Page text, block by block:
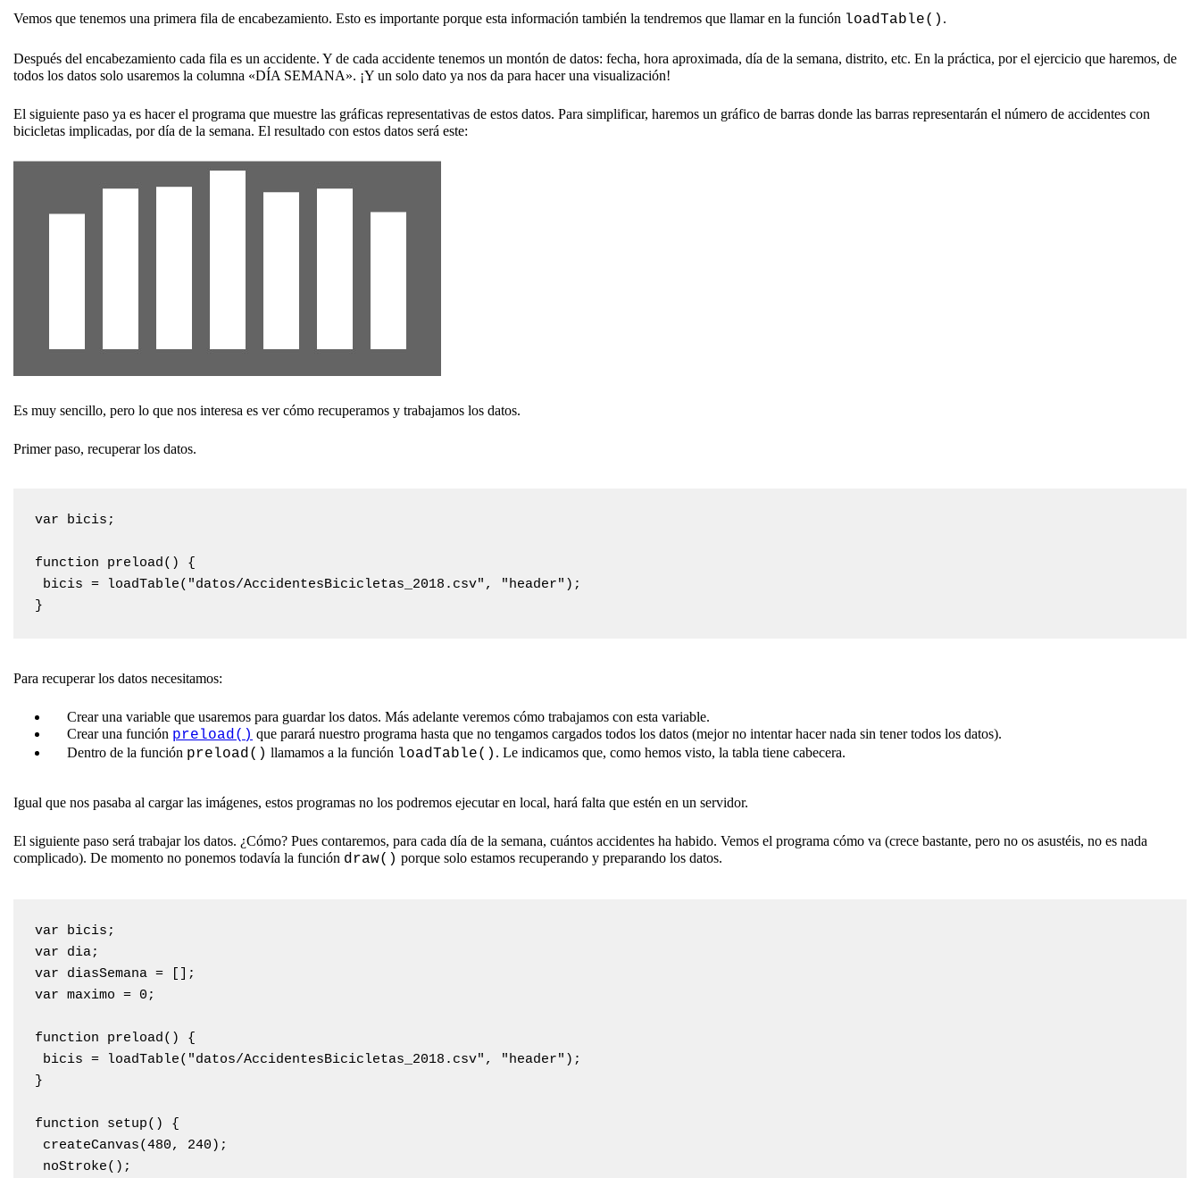
Vemos que tenemos una primera fila de encabezamiento. Esto es importante porque esta información también la tendremos que llamar en la función loadTable() .
Después del encabezamiento cada fila es un accidente. Y de cada accidente tenemos un montón de datos: fecha, hora aproximada, día de la semana, distrito, etc. En la práctica, por el ejercicio que haremos, de
todos los datos solo usaremos la columna «DÍA SEMANA». ¡Y un solo dato ya nos da para hacer una visualización!
El siguiente paso ya es hacer el programa que muestre las gráficas representativas de estos datos. Para simplificar, haremos un gráfico de barras donde las barras representarán el número de accidentes con
bicicletas implicadas, por día de la semana. El resultado con estos datos será este:
Es muy sencillo, pero lo que nos interesa es ver cómo recuperamos y trabajamos los datos.
Primer paso, recuperar los datos.
var bicis;
function preload() {
bicis = loadTable("datos/AccidentesBicicletas_2018.csv", "header");
}
Para recuperar los datos necesitamos:
Crear una variable que usaremos para guardar los datos. Más adelante veremos cómo trabajamos con esta variable.
Crear una función preload() que parará nuestro programa hasta que no tengamos cargados todos los datos (mejor no intentar hacer nada sin tener todos los datos).
Dentro de la función preload() llamamos a la función loadTable() . Le indicamos que, como hemos visto, la tabla tiene cabecera.
Igual que nos pasaba al cargar las imágenes, estos programas no los podremos ejecutar en local, hará falta que estén en un servidor.
El siguiente paso será trabajar los datos. ¿Cómo? Pues contaremos, para cada día de la semana, cuántos accidentes ha habido. Vemos el programa cómo va (crece bastante, pero no os asustéis, no es nada
complicado). De momento no ponemos todavía la función draw() porque solo estamos recuperando y preparando los datos.
var bicis;
var dia;
var diasSemana = [];
var maximo = 0;
function preload() {
bicis = loadTable("datos/AccidentesBicicletas_2018.csv", "header");
}
function setup() {
createCanvas(480, 240);
noStroke();